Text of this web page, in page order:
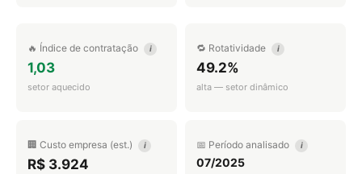
🔥 Índice de contratação i
1,03
setor aquecido
🔁 Rotatividade i
49.2%
alta — setor dinâmico
🏢 Custo empresa (est.) i
R$ 3.924
📅 Período analisado i
07/2025